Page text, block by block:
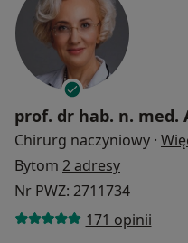
prof. dr hab. n. med.
Chirurg naczyniowy ·
Bytom 2 adresy
Nr PWZ: 2711734
171 opinii